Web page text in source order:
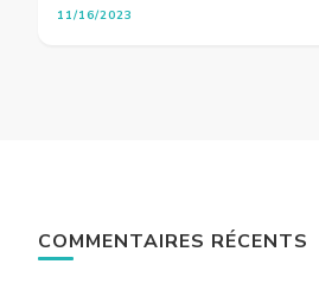
11/16/2023
COMMENTAIRES RÉCENTS